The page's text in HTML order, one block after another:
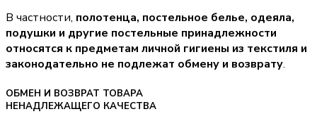
В частности, полотенца, постельное белье, одеяла,
подушки и другие постельные принадлежности
относятся к предметам личной гигиены из текстиля и
законодательно не подлежат обмену и возврату.
ОБМЕН И ВОЗВРАТ ТОВАРА
НЕНАДЛЕЖАЩЕГО КАЧЕСТВА